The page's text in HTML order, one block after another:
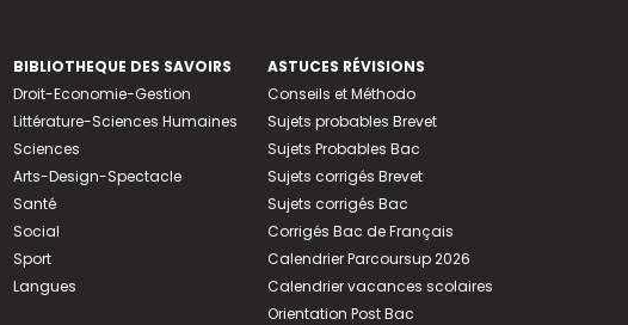
BIBLIOTHEQUE DES SAVOIRS
Droit-Economie-Gestion
Littérature-Sciences Humaines
Sciences
Arts-Design-Spectacle
Santé
Social
Sport
Langues
ASTUCES RÉVISIONS
Conseils et Méthodo
Sujets probables Brevet
Sujets Probables Bac
Sujets corrigés Brevet
Sujets corrigés Bac
Corrigés Bac de Français
Calendrier Parcoursup 2026
Calendrier vacances scolaires
Orientation Post Bac